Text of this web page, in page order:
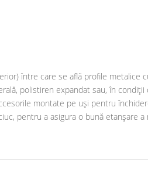
între care se află profile
polistiren expandat sau, în
montate pe uși pentru
pentru a asigura o bună etanșare